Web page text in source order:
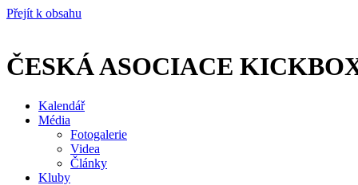
Přejít k obsahu
ČESKÁ ASOCIACE
Kalendář
Média
Fotogalerie
Videa
Články
Kluby